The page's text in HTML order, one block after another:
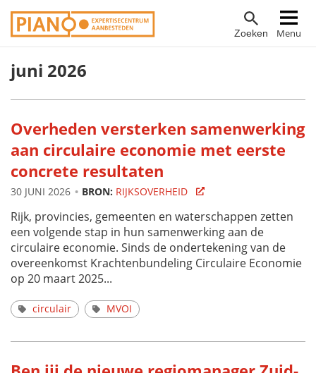
Overslaan
en
de
gaan
Zoeken Menu
Hoofdnavigatie
juni 2026
Overheden versterken samenwerking
aan circulaire economie met eerste
concrete resultaten
30 JUNI 2026 BRON: RIJKSOVERHEID
Rijk, provincies, gemeenten en waterschappen zetten
een volgende stap in hun samenwerking aan de
circulaire economie. Sinds de ondertekening van de
overeenkomst Krachtenbundeling Circulaire Economie
op 20 maart 2025...
circulair MVOI